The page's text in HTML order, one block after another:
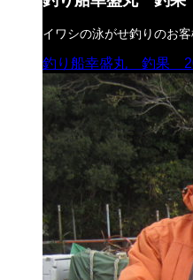
イワシの泳がせ釣りのお
釣り船幸盛丸 釣果